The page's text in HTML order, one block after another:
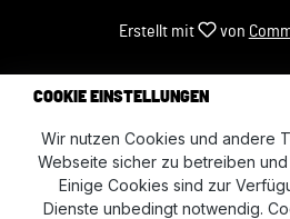
Erstellt mit von
COOKIE EINSTELLUNGEN
Wir nutzen Cookies und andere
Webseite sicher zu betreiben
Einige Cookies sind zur
Dienste unbedingt notwendig.